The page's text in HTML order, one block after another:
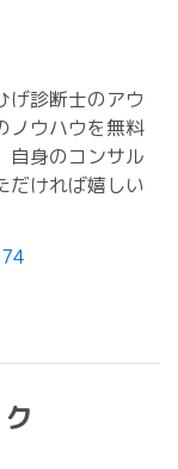
げ診断士のアウ
ノウハウを無料
自身のコンサル
だければ嬉しい